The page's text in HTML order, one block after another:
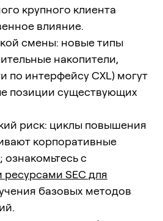
крупного клиента
влияние.
смены: новые типы
накопители,
по интерфейсу CXL) могут
позиции существующих
риск: циклы повышения
корпоративные
с
SEC для
базовых методов